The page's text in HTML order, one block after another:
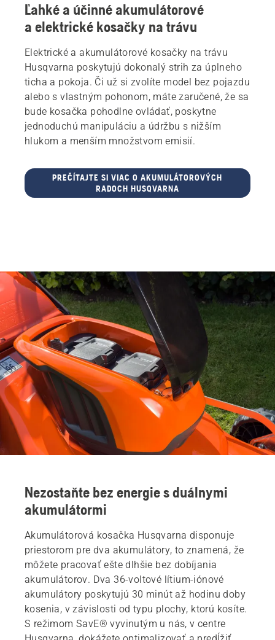
Ľahké a účinné akumulátorové
a elektrické kosačky na trávu
Elektrické a akumulátorové kosačky na trávu
Husqvarna poskytujú dokonalý strih za úplneho
ticha a pokoja. Či už si zvolíte model bez pojazdu
alebo s vlastným pohonom, máte zaručené, že sa
bude kosačka pohodlne ovládať, poskytne
jednoduchú manipuláciu a údržbu s nižším
hlukom a menším množstvom emisií.
PREČÍTAJTE SI VIAC O AKUMULÁTOROVÝCH
RADOCH HUSQVARNA
Nezostaňte bez energie s duálnymi
akumulátormi
Akumulátorová kosačka Husqvarna disponuje
priestorom pre dva akumulátory, to znamená, že
môžete pracovať ešte dlhšie bez dobíjania
akumulátorov. Dva 36-voltové lítium-iónové
akumulátory poskytujú 30 minút až hodinu doby
kosenia, v závislosti od typu plochy, ktorú kosíte.
S režimom SavE® vyvinutým u nás, v centre